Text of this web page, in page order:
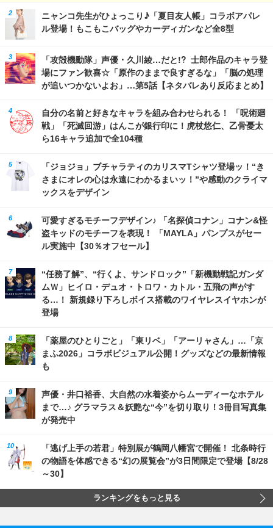
ニャンコ先生がひょっこり♪「夏目友人帳」コラボアパレ
ル登場！もこもこバッグやカーディガンなど全8型
「攻殻機動隊」声優・久川綾…だと!? 士郎作品のキャラ登
場にファン歓喜☆「原作のままで良すぎるな」「脳の処理
が追いつかないよお」…第5話【ネタバレあり反応まとめ】
自分の名前と好きなキャラを組み合わせられる！ 「呪術廻
戦」「死滅回游」はんこが銀行印に！虎杖悠仁、乙骨憂太
ら16キャラ追加で全104種
「ジョジョ」ブチャラティのカリスマTシャツ登場ッ！“き
さまにオレの心は永遠にわかるまいッ！”や感動のクライマ
ックスをデザイン
可愛すぎるモチーフデザイン♪ 「名探偵コナン」コナン&怪
盗キッドのモチーフを表現！ 「MAYLA」パンプスがセー
ル実施中【30％オフセール】
“任務了解”、“行くよ、サンドロック”「新機動戦記ガンダ
ムＷ」ヒイロ・デュオ・トロワ・カトル・五飛の声がす
る…！ 新規録り下ろしボイス搭載のワイヤレスイヤホンが
登場
「薬屋のひとりごと」「東リベ」「アーリャさん」…「京
まふ2026」コラボビジュアル公開！グッズなどの最新情報
も
声優・井口裕香、大自然の水着姿からムーディーなホテル
まで…♪ グラマラス＆妖艶な“今”を切り取り！3冊目写真集
が発売中
「逃げ上手の若君」特別展が鶴岡八幡宮で開催！ 北条時行
の物語を体感できる“幻の展覧会”が3日間限定で登場【8/28
～30】
ランキングをもっと見る